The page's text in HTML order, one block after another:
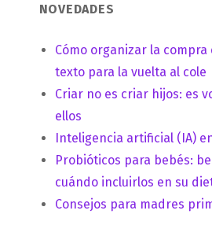
NOVEDADES
Cómo organizar la
texto para la vuelta al cole
Criar no es criar hijos: es
ellos
Inteligencia artificial (IA)
Probióticos para bebés:
cuándo incluirlos en su
Consejos para madres